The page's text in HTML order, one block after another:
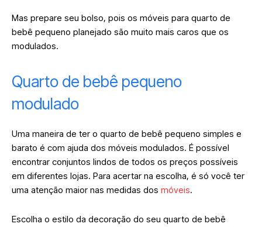
Mas prepare seu bolso, pois os móveis para quarto de
bebê pequeno planejado são muito mais caros que os
modulados.
Quarto de bebê pequeno
modulado
Uma maneira de ter o quarto de bebê pequeno simples e
barato é com ajuda dos móveis modulados. É possível
encontrar conjuntos lindos de todos os preços possíveis
em diferentes lojas. Para acertar na escolha, é só você ter
uma atenção maior nas medidas dos móveis.
Escolha o estilo da decoração do seu quarto de bebê